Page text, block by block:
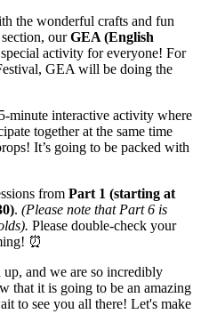
the wonderful crafts and fun
ourGEA (English
activity for everyone! For
GEA will be doing the
minute interactive activity where
together at the same time
It’s going to be packed with
from Part 1 (starting at
. (Please note that Part 6 is
Please double-check your
⏰
and we are so incredibly
that it is going to be an amazing
to see you all there! Let's make